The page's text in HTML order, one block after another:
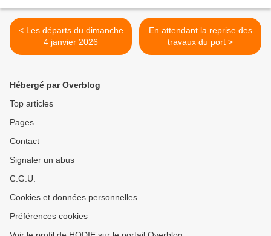
< Les départs du dimanche
4 janvier 2026
En attendant la reprise des
travaux du port >
Hébergé par Overblog
Top articles
Pages
Contact
Signaler un abus
C.G.U.
Cookies et données personnelles
Préférences cookies